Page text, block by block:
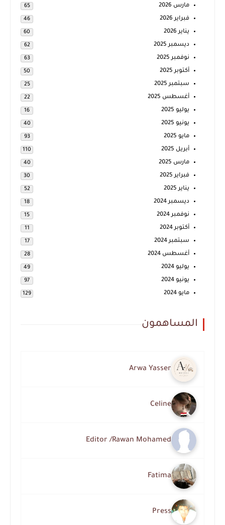
مارس 2026 65
فبراير 2026 46
يناير 2026 60
ديسمبر 2025 62
نوفمبر 2025 63
أكتوبر 2025 50
سبتمبر 2025 25
أغسطس 2025 22
يوليو 2025 16
يونيو 2025 40
مايو 2025 93
أبريل 2025 110
مارس 2025 40
فبراير 2025 30
يناير 2025 52
ديسمبر 2024 18
نوفمبر 2024 15
أكتوبر 2024 11
سبتمبر 2024 17
أغسطس 2024 28
يوليو 2024 49
يونيو 2024 97
مايو 2024 129
المساهمون
Arwa Yasser
Celine
Editor /Rawan Mohamed
Fatima
Press